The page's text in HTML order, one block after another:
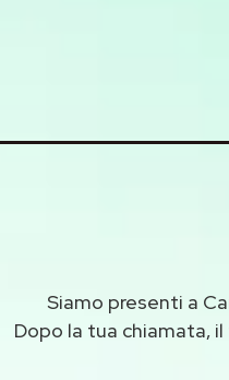
Siamo presenti a
Dopo la tua chiamata,